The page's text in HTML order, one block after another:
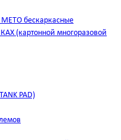
бескаркасные
(картонной многоразовой
PAD)